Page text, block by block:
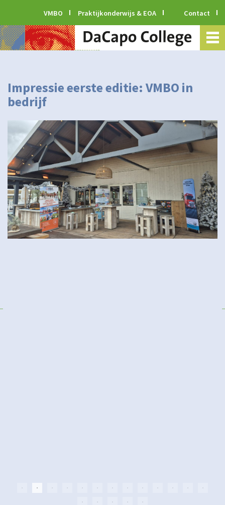
VMBO Praktijkonderwijs & EOA Contact
Impressie eerste editie: VMBO in
bedrijf